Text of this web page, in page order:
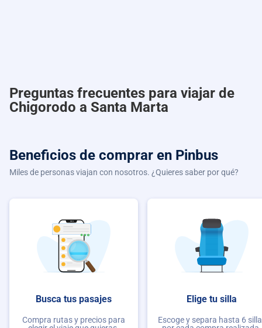
Preguntas frecuentes para viajar de
Chigorodo a Santa Marta
Beneficios de comprar en Pinbus
Miles de personas viajan con nosotros. ¿Quieres saber por qué?
Busca tus pasajes
Compra rutas y precios para
Elige tu silla
Escoge y separa hasta 6